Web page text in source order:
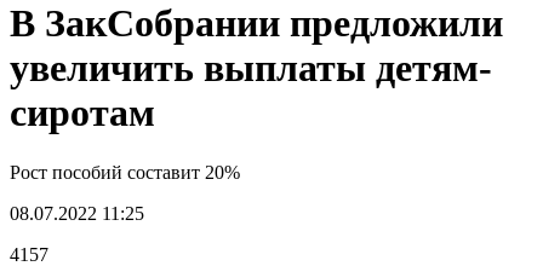
В ЗакСобрании предложили
увеличить выплаты детям-
сиротам
Рост пособий составит 20%
08.07.2022 11:25
4157